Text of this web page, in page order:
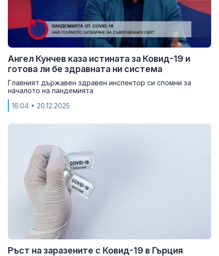
Ангел Кунчев каза истината за Ковид-19 и
готова ли бе здравната ни система
Главният държавен здравен инспектор си спомни за
началото на пандемията
16:04 • 20.12.2025
Ръст на заразените с Ковид-19 в Гърция